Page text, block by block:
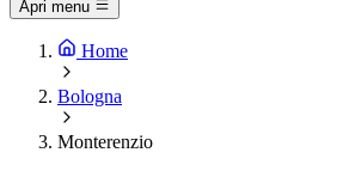
Apri menu
Home
Bologna
Monterenzio